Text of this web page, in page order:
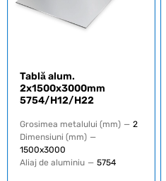
Tablă alum.
2x1500x3000mm
5754/H12/H22
Grosimea metalului (mm) — 2
Dimensiuni (mm) —
1500х3000
Aliaj de aluminiu — 5754